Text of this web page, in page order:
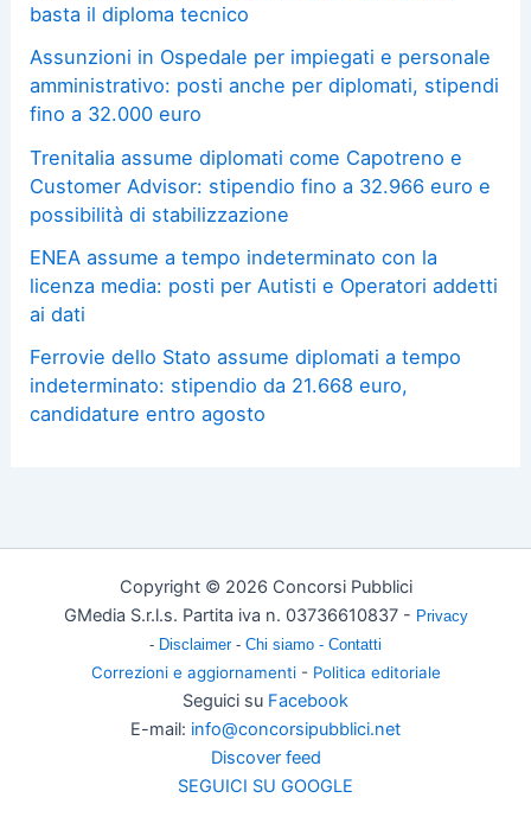
basta il diploma tecnico
Assunzioni in Ospedale per impiegati e personale
amministrativo: posti anche per diplomati, stipendi
fino a 32.000 euro
Trenitalia assume diplomati come Capotreno e
Customer Advisor: stipendio fino a 32.966 euro e
possibilità di stabilizzazione
ENEA assume a tempo indeterminato con la
licenza media: posti per Autisti e Operatori addetti
ai dati
Ferrovie dello Stato assume diplomati a tempo
indeterminato: stipendio da 21.668 euro,
candidature entro agosto
Copyright © 2026 Concorsi Pubblici
GMedia S.r.l.s. Partita iva n. 03736610837 - Privacy
- Disclaimer - Chi siamo - Contatti
Correzioni e aggiornamenti- Politica editoriale
Seguici su Facebook
E-mail: info@concorsipubblici.net
Discover feed
SEGUICI SU GOOGLE